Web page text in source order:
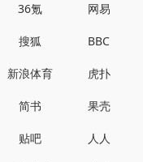
36氪 网易
搜狐 BBC
新浪体育 虎扑
简书 果壳
贴吧 人人